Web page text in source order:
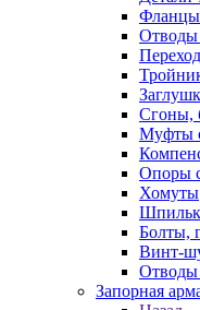
Фланцы
Отводы
Сгоны,
Муфты
Опоры
Хомуты
Болты,
Винт-
Отводы
Запорная